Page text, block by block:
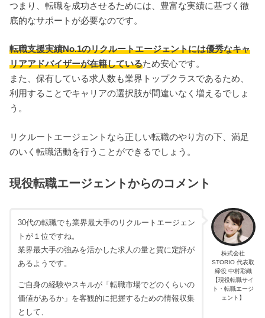
つまり、転職を成功させるためには、豊富な実績に基づく徹
底的なサポートが必要なのです。
転職支援実績No.1のリクルートエージェントには優秀なキャ
リアアドバイザーが在籍しているため安心です。
また、保有している求人数も業界トップクラスであるため、
利用することでキャリアの選択肢が間違いなく増えるでしょ
う。
リクルートエージェントなら正しい転職のやり方の下、満足
のいく転職活動を行うことができるでしょう。
現役転職エージェントからのコメント
株式会社
STORIO 代表取
締役 中村彩織
【現役転職サイ
ト・転職エージ
ェント】
30代の転職でも業界最大手のリクルートエージェン
トが１位ですね。
業界最大手の強みを活かした求人の量と質に定評が
あるようです。
ご自身の経験やスキルが「転職市場でどのくらいの
価値があるか」を客観的に把握するための情報収集
として、